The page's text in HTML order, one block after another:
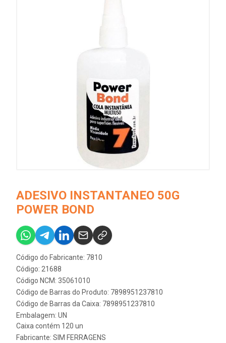
ADESIVO INSTANTANEO 50G
POWER BOND
Código do Fabricante: 7810
Código: 21688
Código NCM: 35061010
Código de Barras do Produto: 7898951237810
Código de Barras da Caixa: 7898951237810
Embalagem: UN
Caixa contém 120 un
Fabricante: SIM FERRAGENS